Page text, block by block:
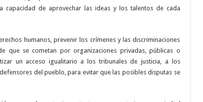
capacidad de aprovechar las ideas y los talentos de cada
humanos, prevenir los crímenes y las discriminaciones
que se cometan por organizaciones privadas, públicas o
un acceso igualitario a los tribunales de justicia, a los
del pueblo, para evitar que las posibles disputas se